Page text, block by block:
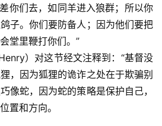
你们去，如同羊进入狼群；所以你
子。你们要防备人；因为他们要把
堂里鞭打你们。”
）对这节经文注释到：“基督没
，因为狐狸的诡诈之处在于欺骗别
像蛇，因为蛇的策略是保护自己，
置和方向。